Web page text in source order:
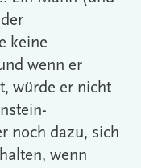
keine
wenn er
würde er nicht
noch dazu, sich
wenn